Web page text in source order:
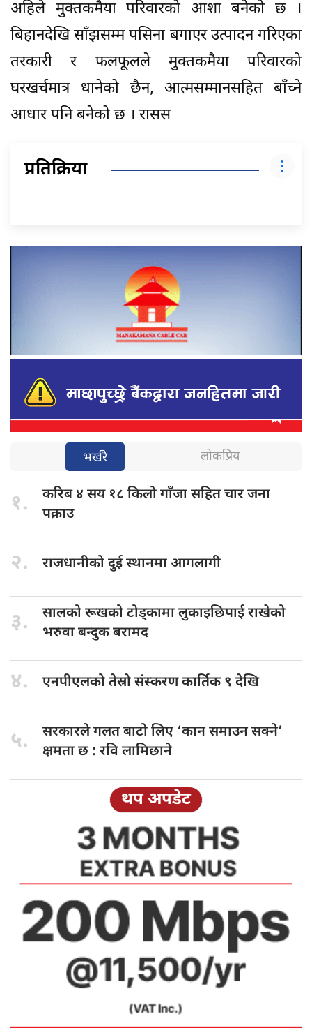
अहिले मुक्तकमैया परिवारको आशा बनेको छ ।
बिहानदेखि साँझसम्म पसिना बगाएर उत्पादन गरिएका
तरकारी र फलफूलले मुक्तकमैया परिवारको
घरखर्चमात्र धानेको छैन, आत्मसम्मानसहित बाँच्ने
आधार पनि बनेको छ । रासस
प्रतिक्रिया
भर्खरै लोकप्रिय
१. करिब ४ सय १८ किलो गाँजा सहित चार जना
पक्राउ
२. राजधानीको दुईस्थानमा आगलागी
३. सालको रूखकोटोड्कामा लुकाइछिपाई राखेको
भरुवा बन्दुक बरामद
४. एनपीएलको तेस्रोसंस्करण कार्तिक ९ देखि
५. सरकारले गलतबाटो लिए ‘कान समाउन सक्ने’
क्षमता छ : रवि लामिछाने
थप अपडेट